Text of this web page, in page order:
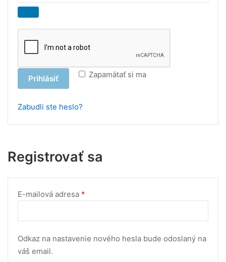
Zapamätať si ma
Prihlásiť
Zabudli ste heslo?
Registrovať sa
E-mailová adresa *Povinné
Odkaz na nastavenie nového hesla bude odoslaný na
váš email.